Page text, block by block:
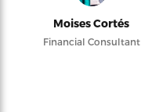
Moises Cortés
Financial Consultant